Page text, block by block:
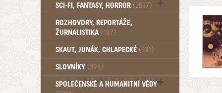
SCI-FI, FANTASY, HORROR (2537)
UFO (14)
ROZHOVORY, REPORTÁŽE,
ŽURNALISTIKA (187)
SKAUT, JUNÁK, CHLAPECKÉ (331)
SLOVNÍKY (396)
SPOLEČENSKÉ A HUMANITNÍ VĚDY